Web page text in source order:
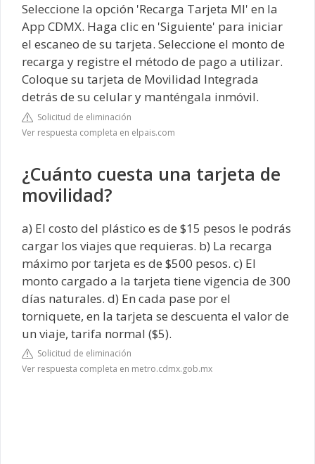
Seleccione la opción 'Recarga Tarjeta MI' en la
App CDMX. Haga clic en 'Siguiente' para iniciar
el escaneo de su tarjeta. Seleccione el monto de
recarga y registre el método de pago a utilizar.
Coloque su tarjeta de Movilidad Integrada
detrás de su celular y manténgala inmóvil.
Solicitud de eliminación
Ver respuesta completa en elpais.com
¿Cuánto cuesta una tarjeta de
movilidad?
a) El costo del plástico es de $15 pesos le podrás
cargar los viajes que requieras. b) La recarga
máximo por tarjeta es de $500 pesos. c) El
monto cargado a la tarjeta tiene vigencia de 300
días naturales. d) En cada pase por el
torniquete, en la tarjeta se descuenta el valor de
un viaje, tarifa normal ($5).
Solicitud de eliminación
Ver respuesta completa en metro.cdmx.gob.mx